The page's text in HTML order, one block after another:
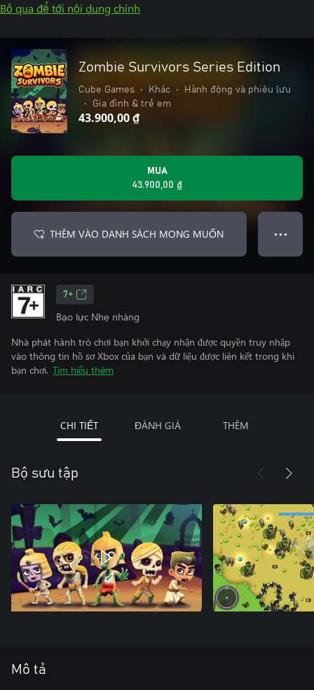
Bỏ qua để tới nội dung chính
Zombie Survivors Series Edition
Cube Games • Khác •
Hành động và phiêu lưu
•
Gia đình & trẻ em
43.900,00 ₫
MUA
43.900,00 ₫
THÊM VÀO DANH SÁCH MONG MUỐN ● ● ●
7+
Bạo lực Nhẹ nhàng
Nhà phát hành trò chơi bạn khởi chạy nhận được quyền truy nhập
vào thông tin hồ sơ Xbox của bạn và dữ liệu được liên kết trong khi
bạn chơi. Tìm hiểu thêm
CHI TIẾT ĐÁNH GIÁ THÊM
Bộ sưu tập
Mô tả